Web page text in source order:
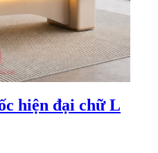
hiện đại chữ L